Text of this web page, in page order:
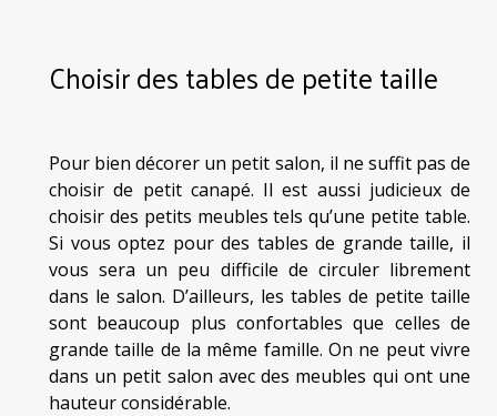
Choisir des tables de petite taille
Pour bien décorer un petit salon, il ne suffit pas de
choisir de petit canapé. Il est aussi judicieux de
choisir des petits meubles tels qu’une petite table.
Si vous optez pour des tables de grande taille, il
vous sera un peu difficile de circuler librement
dans le salon. D’ailleurs, les tables de petite taille
sont beaucoup plus confortables que celles de
grande taille de la même famille. On ne peut vivre
dans un petit salon avec des meubles qui ont une
hauteur considérable.